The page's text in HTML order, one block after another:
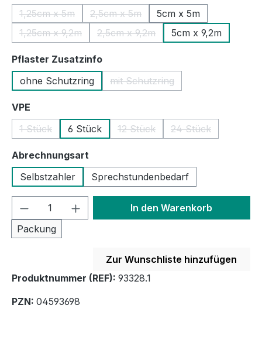
1,25cm x 5m
(Diese Option ist zurzeit nicht verfügbar.)
2,5cm x 5m
(Diese Option ist zurzeit nicht
5cm x 5m
1,25cm x 9,2m
(Diese Option ist zurzeit nicht verfügbar.)
2,5cm x 9,2m
(Diese Option ist zurzeit nicht
5cm x 9,2m
Pflaster Zusatzinfoauswählen
ohne Schutzring
mit Schutzring
(Diese Option ist zurzeit nicht
VPE
1 Stück
(Diese Option ist zurzeit nicht verfügbar.)
6 Stück 12 Stück
(Diese Option ist zurzeit nicht
24 Stück
(Diese Option ist
Abrechnungsart
Selbstzahler
Sprechstundenbedarf
Produkt Anzahl: Gib den
Packung
In den Warenkorb
Zur Wunschliste hinzufügen
Produktnummer (REF): 93328.1
PZN: 04593698